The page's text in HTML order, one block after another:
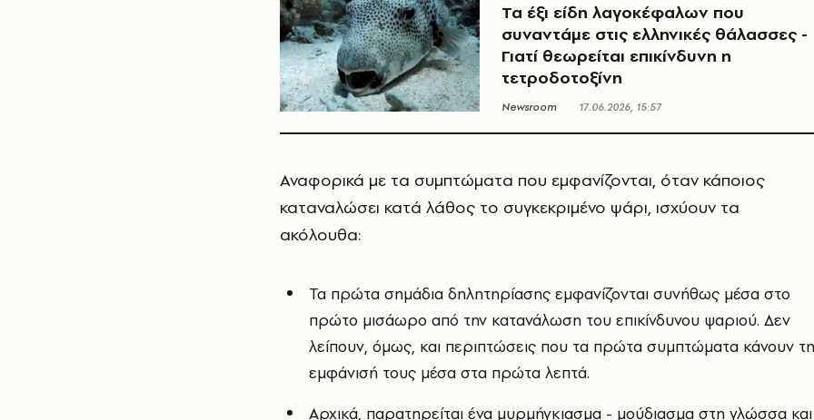
Τα έξι είδη λαγοκέφαλων που
συναντάμε στις ελληνικές θάλασσες -
Γιατί θεωρείται επικίνδυνη η
τετροδοτοξίνη
Newsroom 17.06.2026, 15:57
Αναφορικά με τα συμπτώματα που εμφανίζονται, όταν κάποιος
καταναλώσει κατά λάθος το συγκεκριμένο ψάρι, ισχύουν τα
ακόλουθα:
Τα πρώτα σημάδια δηλητηρίασης εμφανίζονται συνήθως μέσα στο
πρώτο μισάωρο από την κατανάλωση του επικίνδυνου ψαριού. Δεν
λείπουν, όμως, και περιπτώσεις που τα πρώτα συμπτώματα κάνουν
εμφάνισή τους μέσα στα πρώτα λεπτά.
Αρχικά, παρατηρείται ένα μυρμήγκιασμα - μούδιασμα στη γλώσσα και